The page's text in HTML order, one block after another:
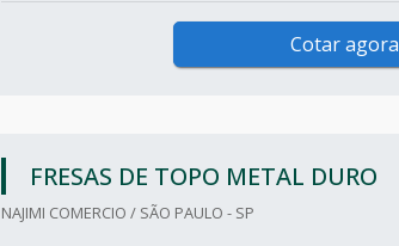
Cotar agora
FRESAS DE TOPO METAL DURO
NAJIMI COMERCIO / SÃO PAULO - SP